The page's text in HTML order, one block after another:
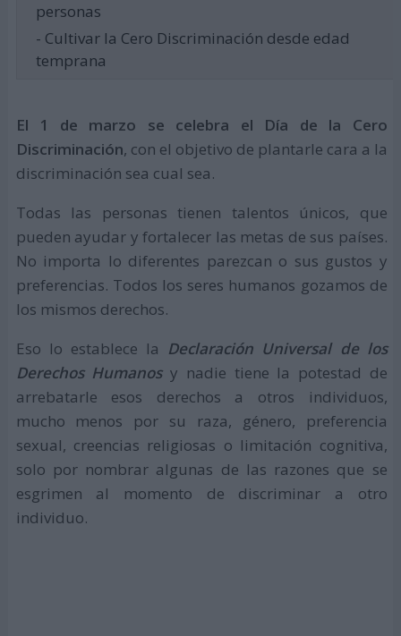
personas
- Cultivar la Cero Discriminación desde edad
temprana
El 1 de marzo se celebra el Día de la Cero
Discriminación, con el objetivo de plantarle cara a la
discriminación sea cual sea.
Todas las personas tienen talentos únicos, que
pueden ayudar y fortalecer las metas de sus países.
No importa lo diferentes parezcan o sus gustos y
preferencias. Todos los seres humanos gozamos de
los mismos derechos.
Eso lo establece la Declaración Universal de los
Derechos Humanosy nadie tiene la potestad de
arrebatarle esos derechos a otros individuos,
mucho menos por su raza, género, preferencia
sexual, creencias religiosas o limitación cognitiva,
solo por nombrar algunas de las razones que se
esgrimen al momento de discriminar a otro
individuo.